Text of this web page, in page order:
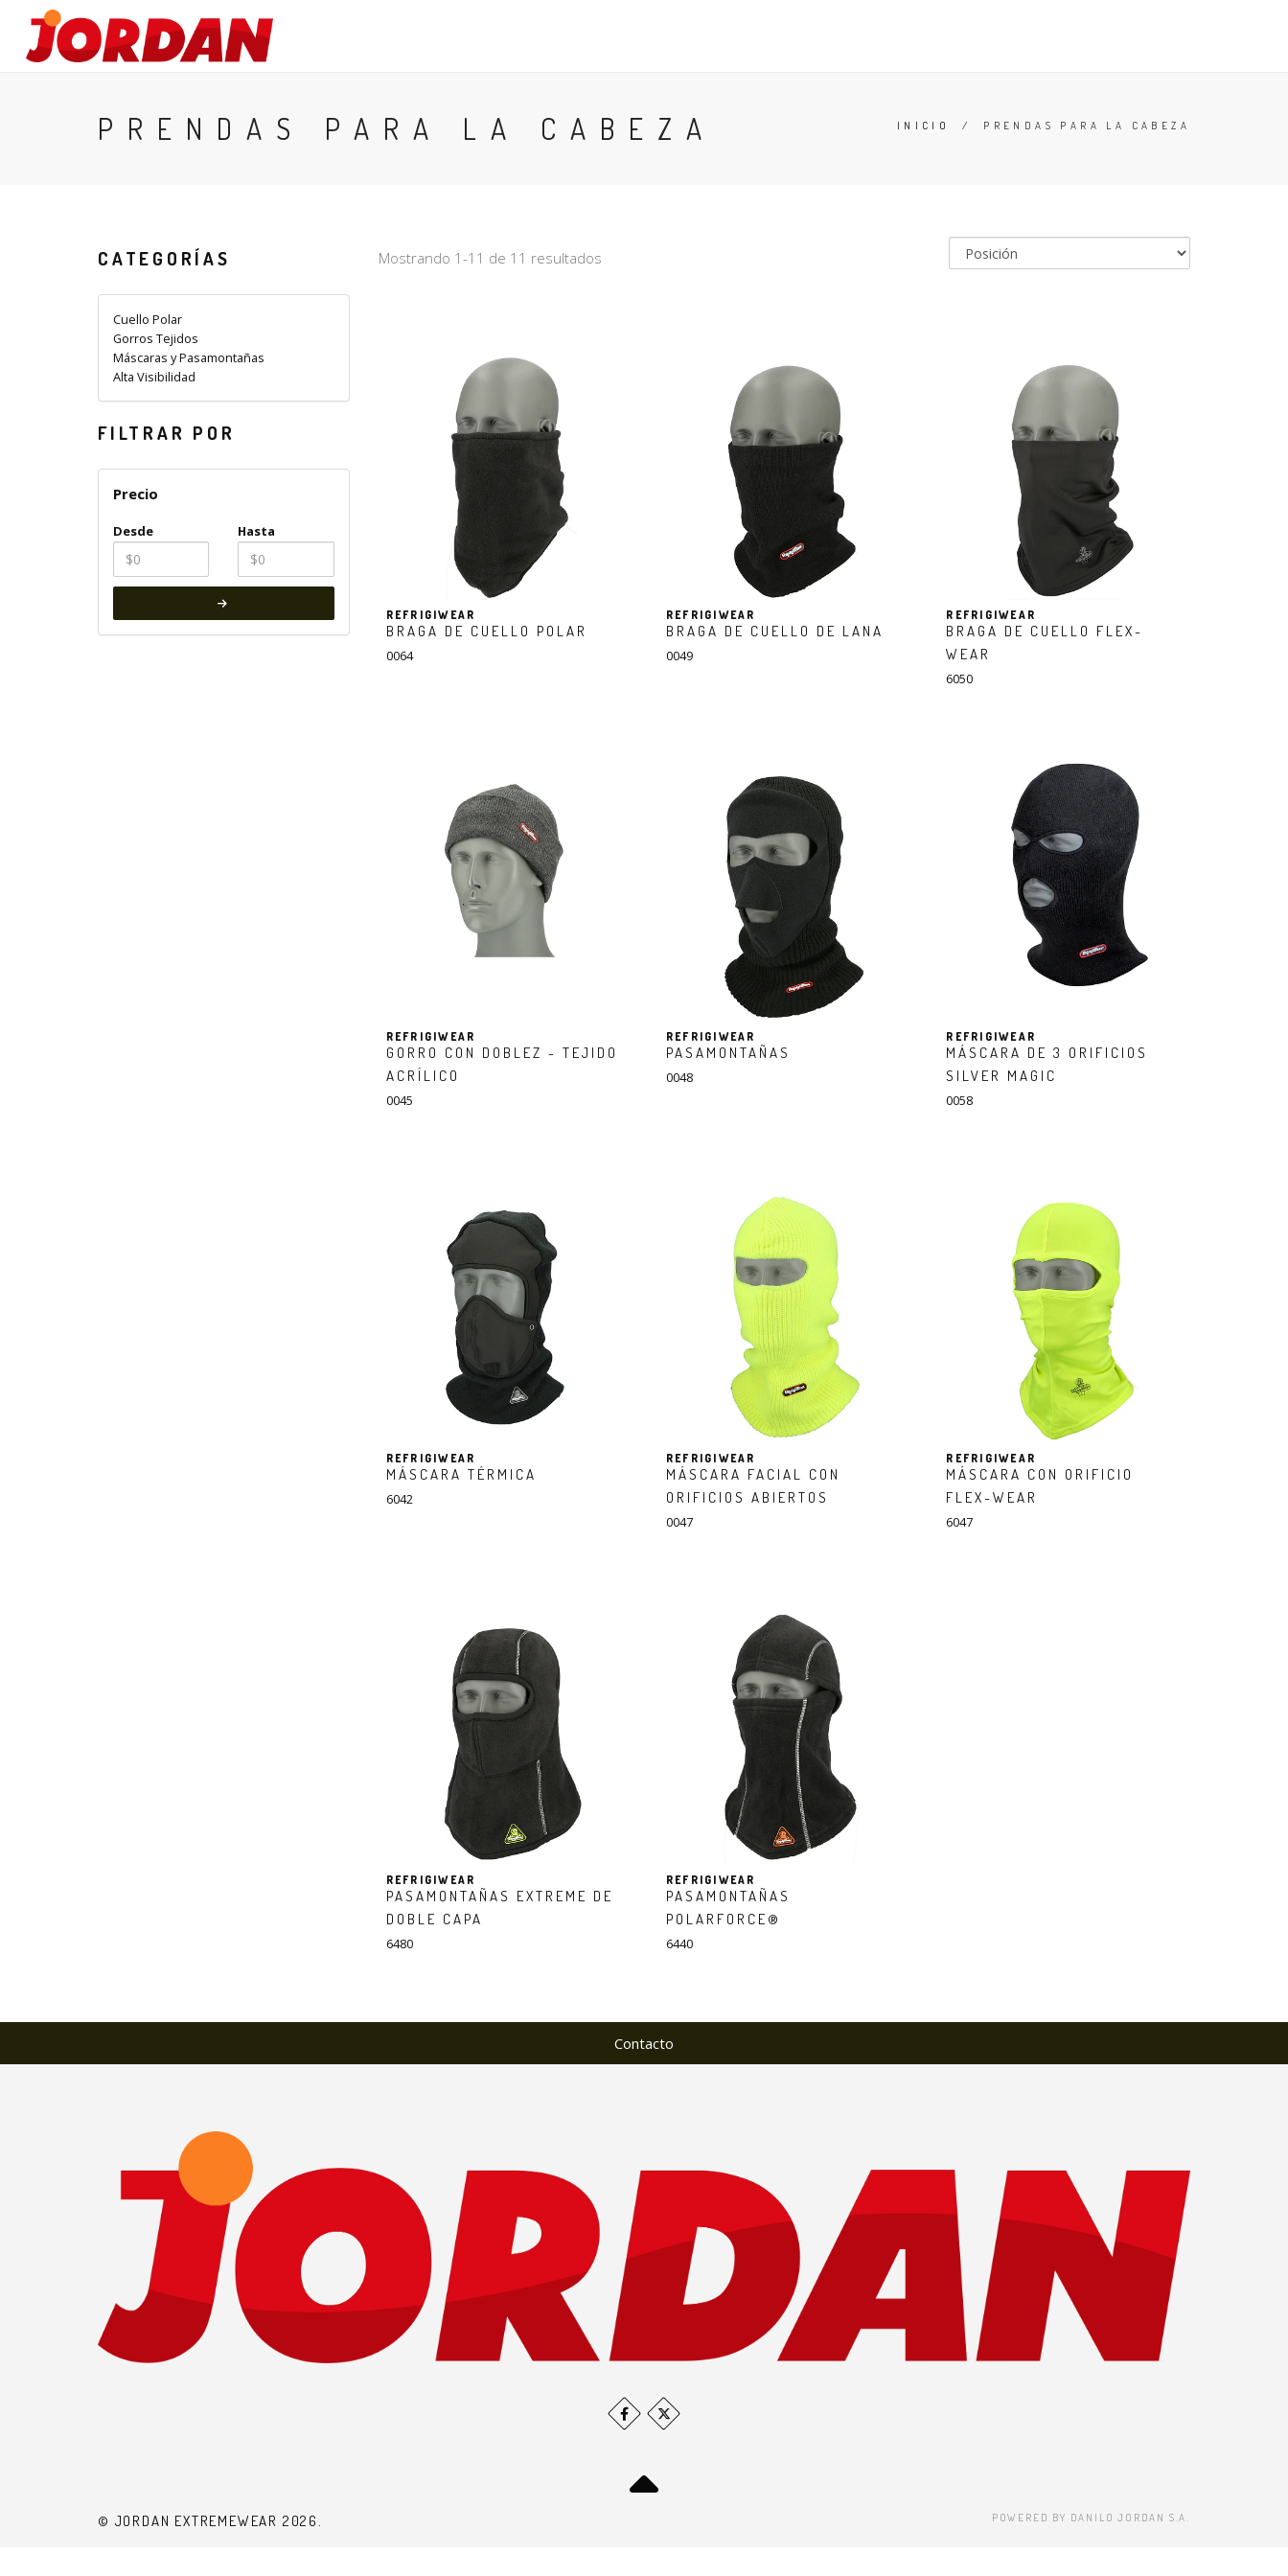
PRENDAS PARA LA CABEZA INICIO / PRENDAS PARA LA CABEZA
CATEGORÍAS
Cuello Polar
Gorros Tejidos
Máscaras y Pasamontañas
Alta Visibilidad
FILTRAR POR
Precio
Desde Hasta
Mostrando 1-11 de 11 resultados
REFRIGIWEAR
BRAGA DE CUELLO POLAR
0064
REFRIGIWEAR
BRAGA DE CUELLO DE LANA
0049
REFRIGIWEAR
BRAGA DE CUELLO FLEX-
WEAR
6050
REFRIGIWEAR
GORRO CON DOBLEZ - TEJIDO
ACRÍLICO
0045
REFRIGIWEAR
PASAMONTAÑAS
0048
REFRIGIWEAR
MÁSCARA DE 3 ORIFICIOS
SILVER MAGIC
0058
REFRIGIWEAR
MÁSCARA TÉRMICA
6042
REFRIGIWEAR
MÁSCARA FACIAL CON
ORIFICIOS ABIERTOS
0047
REFRIGIWEAR
MÁSCARA CON ORIFICIO
FLEX-WEAR
6047
REFRIGIWEAR
PASAMONTAÑAS EXTREME DE
DOBLE CAPA
6480
REFRIGIWEAR
PASAMONTAÑAS
POLARFORCE®
6440
Contacto
© JORDAN EXTREMEWEAR 2026. POWERED BY DANILO JORDAN S.A.